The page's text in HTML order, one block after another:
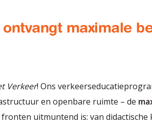
maximale
Verkeer! Ons
en openbare ruimte – de
uitmuntend is: van